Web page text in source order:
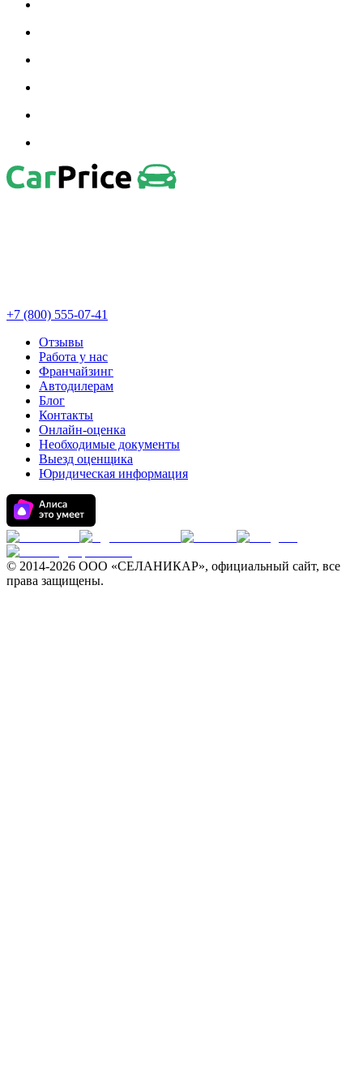
+7 (800) 555-07-41
Отзывы
Работа у нас
Франчайзинг
Автодилерам
Блог
Контакты
Онлайн-оценка
Необходимые документы
Выезд оценщика
Юридическая информация
© 2014-2026 ООО «СЕЛАНИКАР», официальный сайт, все
права защищены.